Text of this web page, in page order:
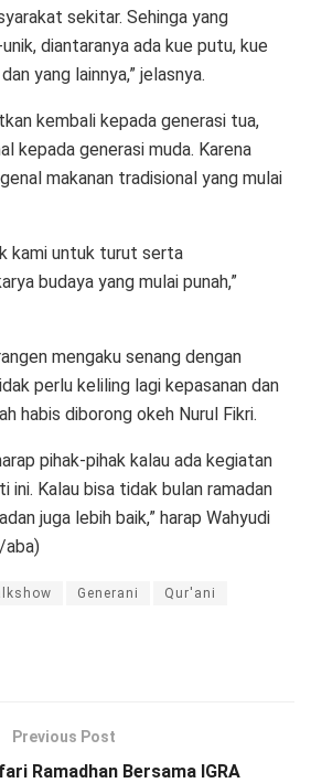
sekitar. Sehinga yang
diantaranya ada kue putu, kue
yang lainnya,” jelasnya.
kembali kepada generasi tua,
kepada generasi muda. Karena
makanan tradisional yang mulai
kami untuk turut serta
budaya yang mulai punah,”
mengaku senang dengan
perlu keliling lagi kepasanan dan
habis diborong okeh Nurul Fikri.
pihak-pihak kalau ada kegiatan
ini. Kalau bisa tidak bulan ramadan
juga lebih baik,” harap Wahyudi
aba)
Generani Qur'ani
Previous Post
Ramadhan Bersama IGRA